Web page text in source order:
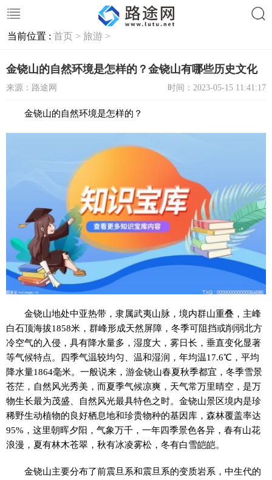
当前位置 : 首页 > 旅游 >
金铙山的自然环境是怎样的？金铙山有哪些历史文化
来源：路途网 时间：2023-05-15 11:41:17
金铙山的自然环境是怎样的？
金铙山地处中亚热带，隶属武夷山脉，境内群山重叠，主峰
白石顶海拔1858米，群峰形成天然屏障，冬季可阻挡或削弱北方
冷空气的入侵，具有降水量多，湿度大，雾日长，垂直变化显著
等气候特点。四季气温较均匀、温和湿润，年均温17.6℃，平均
降水量1864毫米。一般说来，游金铙山春夏秋季都宜，冬季雪景
苍茫，自然风光秀美，而夏季气候凉爽，天气常万里晴空，是万
物生长最为茂盛、自然风光最具特色之时。金铙山景区境内是珍
稀野生动植物的良好栖息地和珍贵物种的基因库，森林覆盖率达
95%，这里朝晖夕阳，气象万千，一年四季景色各异，春有山花
浪漫，夏有林木苍翠，秋有冰凌雾松，冬有白雪皑皑。
金铙山主要分布了前震旦系和震旦系的变质岩系，中生代的